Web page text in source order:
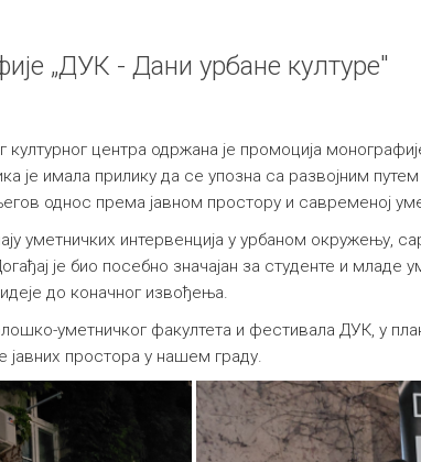
„ДУК - Дани урбане културе"
културног центра одржана је промоција
је имала прилику да се упозна са развојним
однос према јавном простору и савременој
уметничких интервенција у урбаном окружењу,
је био посебно значајан за студенте и младе
до коначног извођења.
уметничког факултета и фестивала ДУК, у
простора у нашем граду.